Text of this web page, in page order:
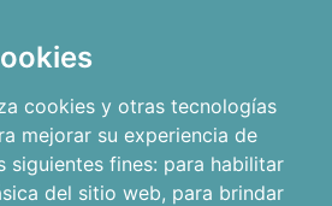
cookies y otras tecnologías
mejorar su experiencia de
siguientes fines: para habilitar
del sitio web, para brindar